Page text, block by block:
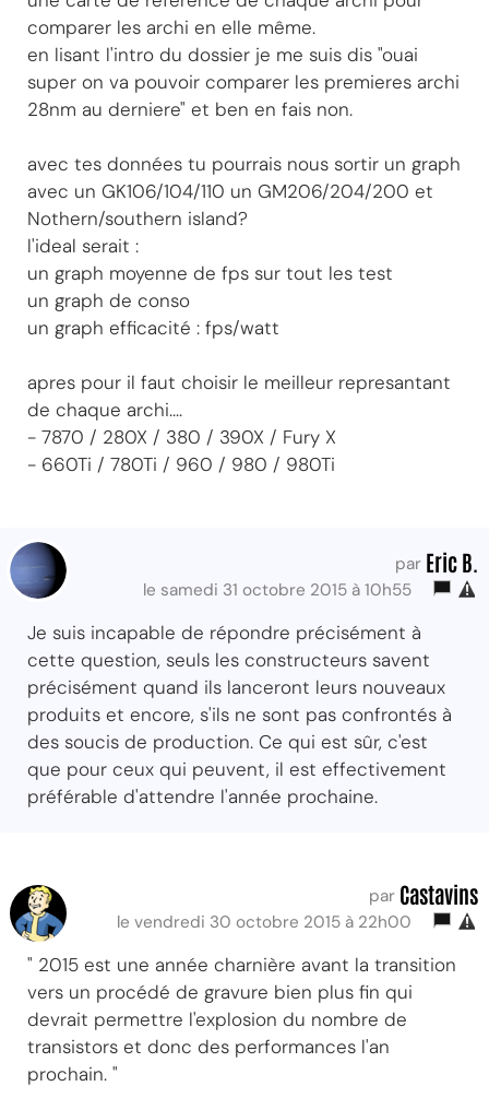
comparer les archi en elle même.
en lisant l'intro du dossier je me suis dis "ouai
super on va pouvoir comparer les premieres archi
28nm au derniere" et ben en fais non.
avec tes données tu pourrais nous sortir un graph
avec un GK106/104/110 un GM206/204/200 et
Nothern/southern island?
l'ideal serait :
un graph moyenne de fps sur tout les test
un graph de conso
un graph efficacité : fps/watt
apres pour il faut choisir le meilleur represantant
de chaque archi....
- 7870 / 280X / 380 / 390X / Fury X
- 660Ti / 780Ti / 960 / 980 / 980Ti
par Eric B.
le samedi 31 octobre 2015 à 10h55
Je suis incapable de répondre précisément à
cette question, seuls les constructeurs savent
précisément quand ils lanceront leurs nouveaux
produits et encore, s'ils ne sont pas confrontés à
des soucis de production. Ce qui est sûr, c'est
que pour ceux qui peuvent, il est effectivement
préférable d'attendre l'année prochaine.
par Castavins
le vendredi 30 octobre 2015 à 22h00
" 2015 est une année charnière avant la transition
vers un procédé de gravure bien plus fin qui
devrait permettre l'explosion du nombre de
transistors et donc des performances l'an
prochain. "